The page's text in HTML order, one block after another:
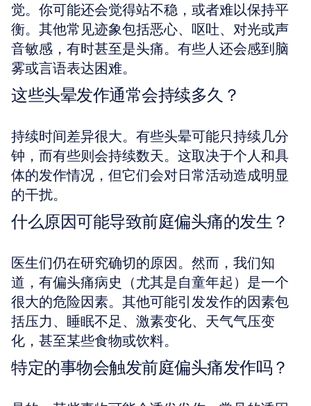
觉。你可能还会觉得站不稳，或者难以保持平
衡。其他常见迹象包括恶心、呕吐、对光或声
音敏感，有时甚至是头痛。有些人还会感到脑
雾或言语表达困难。
这些头晕发作通常会持续多久？
持续时间差异很大。有些头晕可能只持续几分
钟，而有些则会持续数天。这取决于个人和具
体的发作情况，但它们会对日常活动造成明显
的干扰。
什么原因可能导致前庭偏头痛的发生？
医生们仍在研究确切的原因。然而，我们知
道，有偏头痛病史（尤其是自童年起）是一个
很大的危险因素。其他可能引发发作的因素包
括压力、睡眠不足、激素变化、天气气压变
化，甚至某些食物或饮料。
特定的事物会触发前庭偏头痛发作吗？